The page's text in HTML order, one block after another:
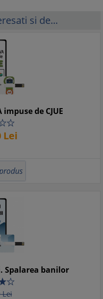
si de...
de CJUE
Lei
Spalarea banilor
Lei